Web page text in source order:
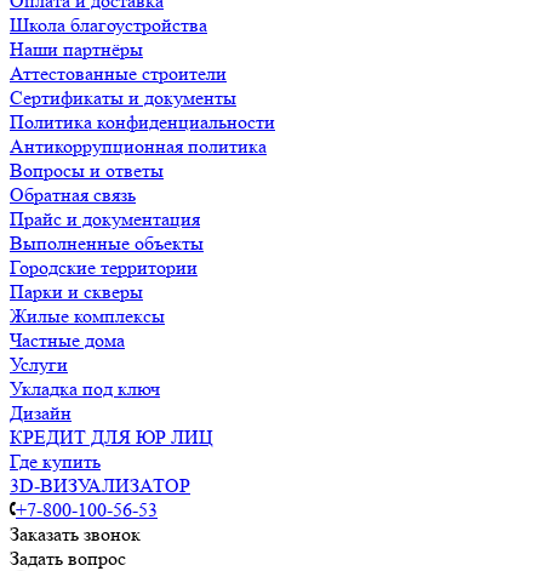
Школа благоустройства
Наши партнёры
Аттестованные строители
Сертификаты и документы
Политика конфиденциальности
Антикоррупционная политика
Вопросы и ответы
Обратная связь
Прайс и документация
Выполненные объекты
Городские территории
Парки и скверы
Жилые комплексы
Частные дома
Услуги
Укладка под ключ
Дизайн
КРЕДИТ ДЛЯ ЮР ЛИЦ
Где купить
3D-ВИЗУАЛИЗАТОР
+7-800-100-56-53
Заказать звонок
Задать вопрос